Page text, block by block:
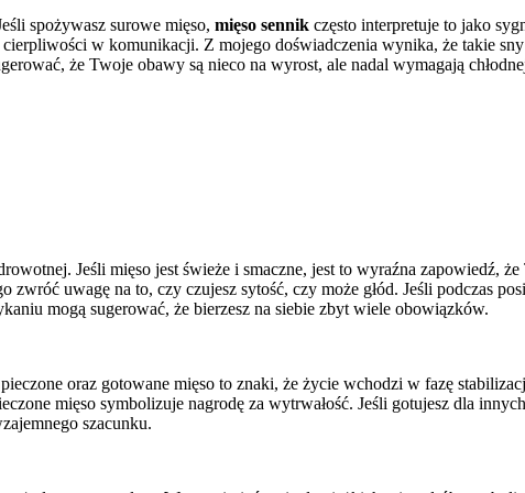
spożywasz surowe mięso, mięso sennik często interpretuje to jako
w komunikacji. Z mojego doświadczenia wynika, że takie
że Twoje obawy są nieco na wyrost, ale nadal wymagają
Jeśli mięso jest świeże i smaczne, jest to wyraźna zapowiedź,
uwagę na to, czy czujesz sytość, czy może głód. Jeśli podczas
mogą sugerować, że bierzesz na siebie zbyt wiele obowiązków.
oraz gotowane mięso to znaki, że życie wchodzi w fazę
mięso symbolizuje nagrodę za wytrwałość. Jeśli gotujesz dla
szacunku.